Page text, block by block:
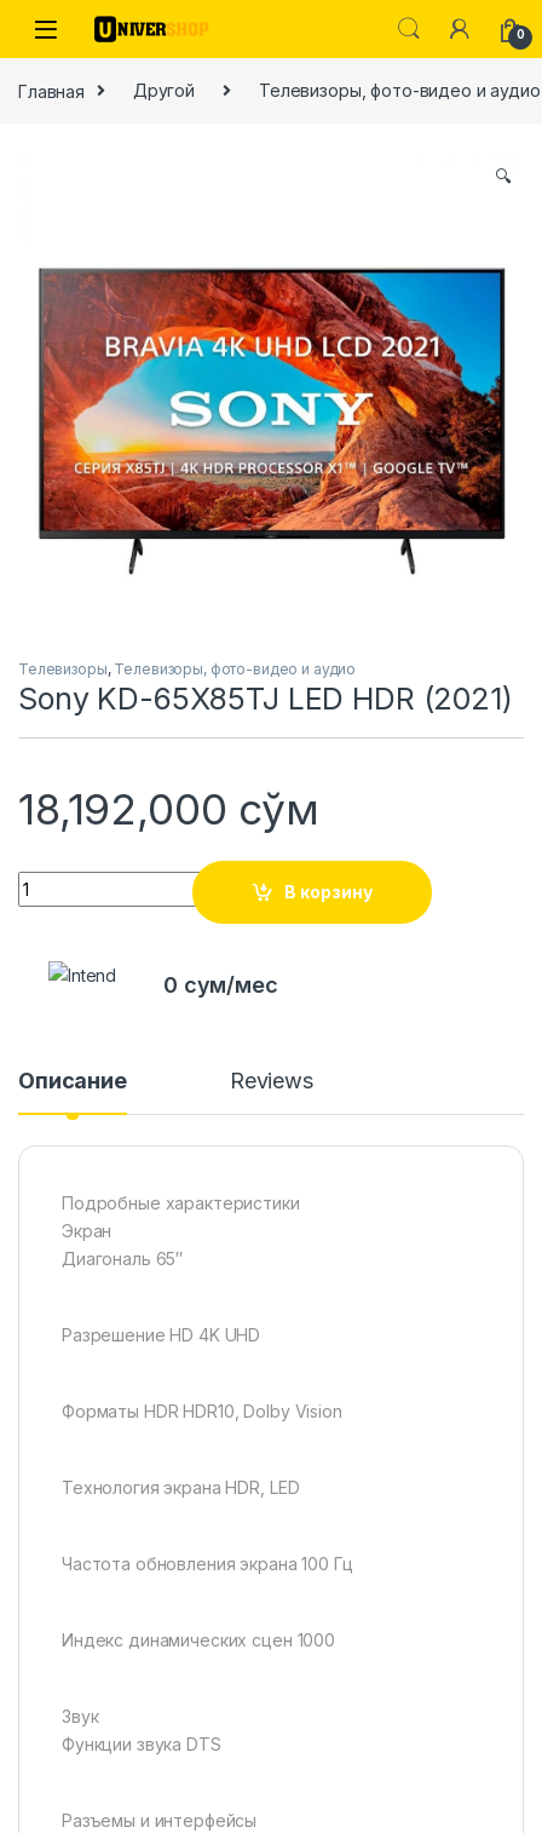
Skip to navigation
Skip to content
0
Главная Другой Телевизоры, фото-видео и аудио
🔍
Телевизоры, Телевизоры, фото-видео и аудио
Sony KD-65X85TJ LED HDR (2021)
18,192,000 сўм
Quantity
В корзину
0 сум/мес
Описание Reviews
Подробные характеристики
Экран
Диагональ 65″
Разрешение HD 4K UHD
Форматы HDR HDR10, Dolby Vision
Технология экрана HDR, LED
Частота обновления экрана 100 Гц
Индекс динамических сцен 1000
Звук
Функции звука DTS
Разъемы и интерфейсы